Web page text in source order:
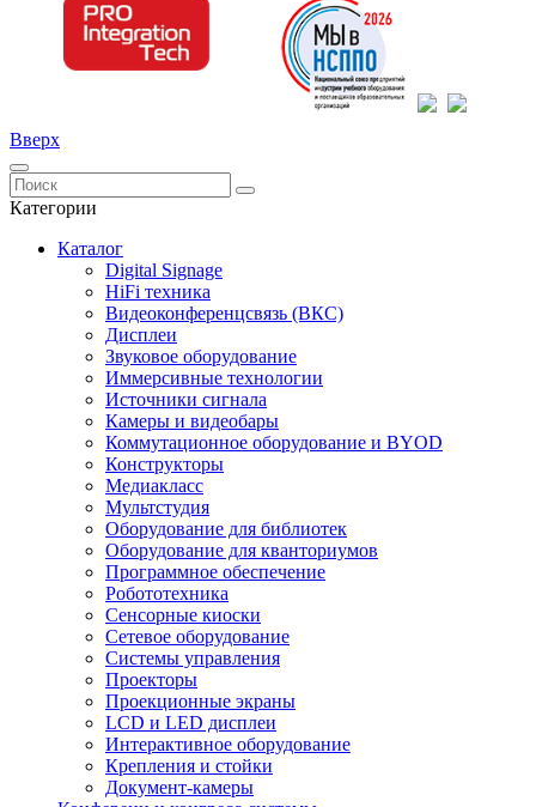
Вверх
Категории
Каталог
Digital Signage
HiFi техника
Видеоконференцсвязь (ВКС)
Дисплеи
Звуковое оборудование
Иммерсивные технологии
Источники сигнала
Камеры и видеобары
Коммутационное оборудование и BYOD
Конструкторы
Медиакласс
Мультстудия
Оборудование для библиотек
Оборудование для кванториумов
Программное обеспечение
Робототехника
Сенсорные киоски
Сетевое оборудование
Системы управления
Проекторы
Проекционные экраны
LCD и LED дисплеи
Интерактивное оборудование
Крепления и стойки
Документ-камеры